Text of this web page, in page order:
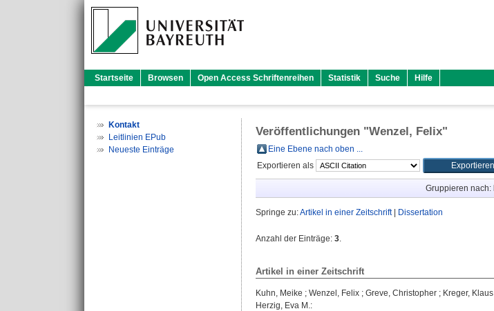
Startseite Browsen Open Access Schriftenreihen Statistik Suche Hilfe
Kontakt
Leitlinien EPub
Neueste Einträge
Veröffentlichungen "Wenzel, Felix"
Eine Ebene nach oben ...
Exportieren als
Gruppieren nach:
Springe zu:Artikel in einer Zeitschrift| Dissertation
Anzahl der Einträge: 3.
Artikel in einer Zeitschrift
Kuhn, Meike ; Wenzel, Felix ; Greve, Christopher ; Kreger, Klaus
Herzig, Eva M.: